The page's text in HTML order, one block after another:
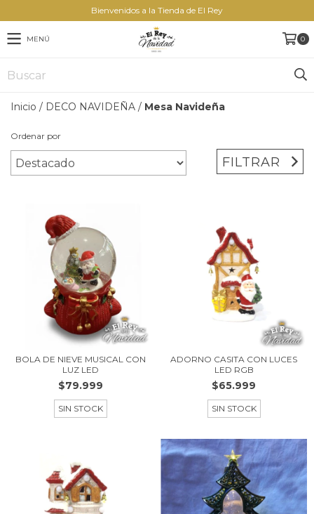
Bienvenidos a la Tienda de El Rey
MENÚ 0
Inicio / DECO NAVIDEÑA / Mesa Navideña
Ordenar por
FILTRAR
BOLA DE NIEVE MUSICAL CON
LUZ LED
$79.999
SIN STOCK
ADORNO CASITA CON LUCES
LED RGB
$65.999
SIN STOCK